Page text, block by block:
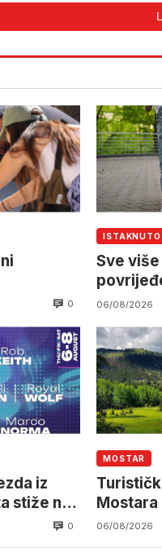
0
ISTAKNUTO
Sve
06/08/2026
iz
stiže na
u
0
MOSTAR
Mostara
06/08/2026